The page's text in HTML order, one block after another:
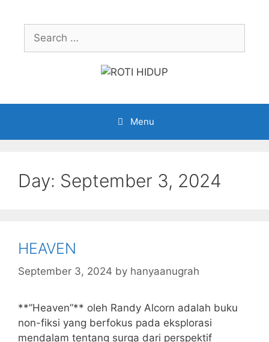
contentSearch
for:
Menu
Day: September 3, 2024
HEAVEN
September 3, 2024 by hanyaanugrah
**”Heaven”** oleh Randy Alcorn adalah buku
non-fiksi yang berfokus pada eksplorasi
mendalam tentang surga dari perspektif